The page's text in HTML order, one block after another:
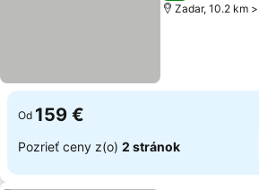
Zadar, 10.2 km
Od 159 €
Pozrieť ceny z(o) 2 stránok